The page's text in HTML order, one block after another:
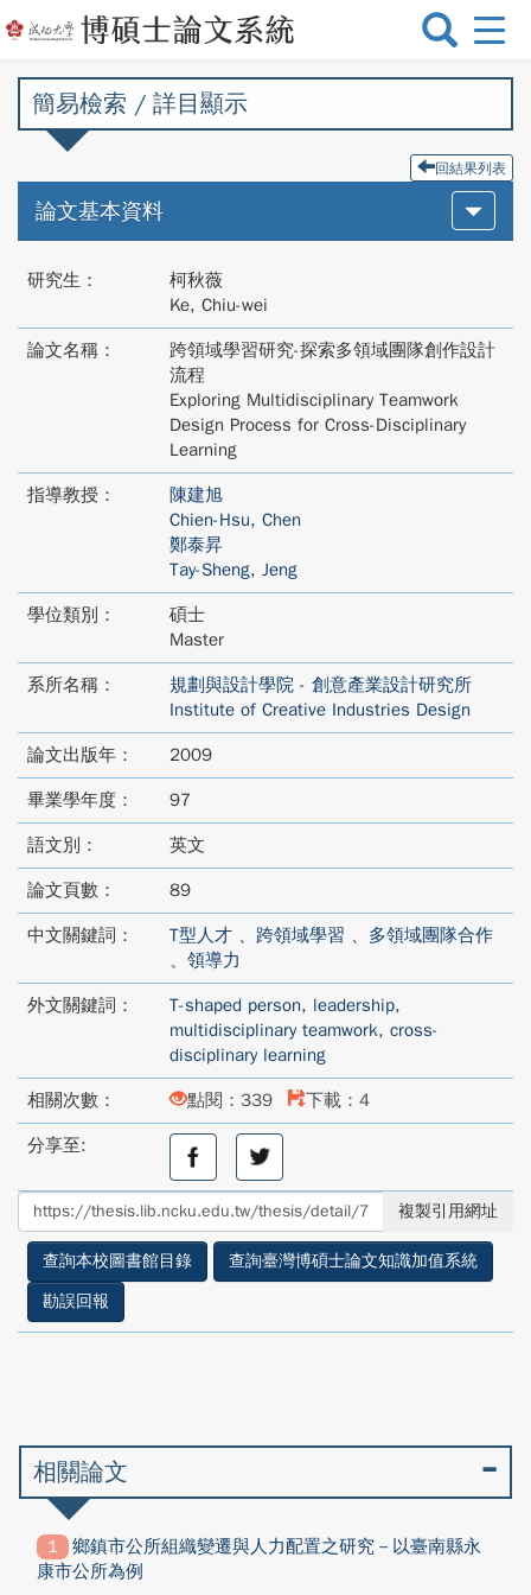
選
切
簡易檢索 / 詳目顯示
回結果列表
論文基本資料
研究生：
柯秋薇
Ke, Chiu-wei
論文名稱：
跨領域學習研究-探索多領域團隊創作設計
流程
Exploring Multidisciplinary Teamwork
Design Process for Cross-Disciplinary
Learning
指導教授：
陳建旭
Chien-Hsu, Chen
鄭泰昇
Tay-Sheng, Jeng
學位類別：
碩士
Master
系所名稱：
規劃與設計學院 - 創意產業設計研究所
Institute of Creative Industries Design
論文出版年： 2009
畢業學年度： 97
語文別： 英文
論文頁數： 89
中文關鍵詞： T型人才 、 跨領域學習 、 多領域團隊合作
、 領導力
外文關鍵詞： T-shaped person, leadership,
multidisciplinary teamwork, cross-
disciplinary learning
相關次數： 點閱：339 下載：4
分享至:
分
至
facebook
分
享
至
twitter
複製引用網址
查詢本校圖書館目錄
查詢臺灣博碩士論文知識加值系統
勘誤回報
相關論文
鄉鎮市公所組織變遷與人力配置之研究－以臺南縣永
康市公所為例